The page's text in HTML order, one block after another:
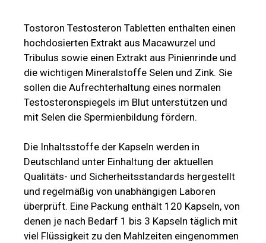
Tostoron Testosteron Tabletten enthalten einen
hochdosierten Extrakt aus Macawurzel und
Tribulus sowie einen Extrakt aus Pinienrinde und
die wichtigen Mineralstoffe Selen und Zink. Sie
sollen die Aufrechterhaltung eines normalen
Testosteronspiegels im Blut unterstützen und
mit Selen die Spermienbildung fördern.
Die Inhaltsstoffe der Kapseln werden in
Deutschland unter Einhaltung der aktuellen
Qualitäts- und Sicherheitsstandards hergestellt
und regelmäßig von unabhängigen Laboren
überprüft. Eine Packung enthält 120 Kapseln, von
denen je nach Bedarf 1 bis 3 Kapseln täglich mit
viel Flüssigkeit zu den Mahlzeiten eingenommen